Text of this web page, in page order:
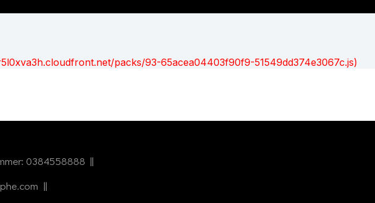
packs/93-65acea04403f90f9-51549dd374e3067c.js)
0384558888